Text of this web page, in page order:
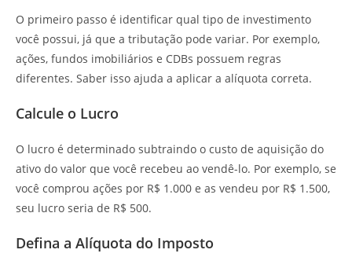
O primeiro passo é identificar qual tipo de investimento
você possui, já que a tributação pode variar. Por exemplo,
ações, fundos imobiliários e CDBs possuem regras
diferentes. Saber isso ajuda a aplicar a alíquota correta.
Calcule o Lucro
O lucro é determinado subtraindo o custo de aquisição do
ativo do valor que você recebeu ao vendê-lo. Por exemplo, se
você comprou ações por R$ 1.000 e as vendeu por R$ 1.500,
seu lucro seria de R$ 500.
Defina a Alíquota do Imposto